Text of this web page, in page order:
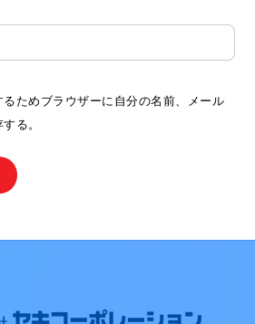
ためブラウザーに自分の名前、メール
る。